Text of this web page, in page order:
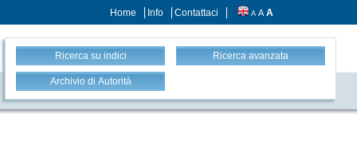
Home Info Contattaci A A A
Ricerca su indici Ricerca avanzata
Archivio di Autorità